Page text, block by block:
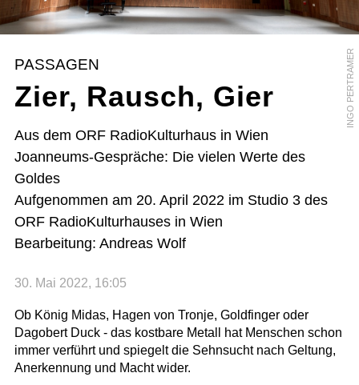
INGO PERTRAMER
PASSAGEN
Zier, Rausch, Gier
Aus dem ORF RadioKulturhaus in Wien
Joanneums-Gespräche: Die vielen Werte des
Goldes
Aufgenommen am 20. April 2022 im Studio 3 des
ORF RadioKulturhauses in Wien
Bearbeitung: Andreas Wolf
30. Mai 2022, 16:05
Ob König Midas, Hagen von Tronje, Goldfinger oder
Dagobert Duck - das kostbare Metall hat Menschen schon
immer verführt und spiegelt die Sehnsucht nach Geltung,
Anerkennung und Macht wider.